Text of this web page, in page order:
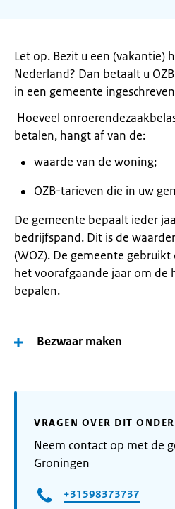
Let op. Bezit u een (vakantie)
Nederland? Dan betaalt u
in een gemeente
Hoeveel
betalen, hangt af van de:
waarde van de woning;
OZB-tarieven die in uw
De gemeente bepaalt ieder
bedrijfspand. Dit is de
(WOZ). De gemeente
het voorafgaande jaar om de
bepalen.
Bezwaar maken
VRAGEN OVER DIT
Neem contact op met de
Groningen
+31598373737